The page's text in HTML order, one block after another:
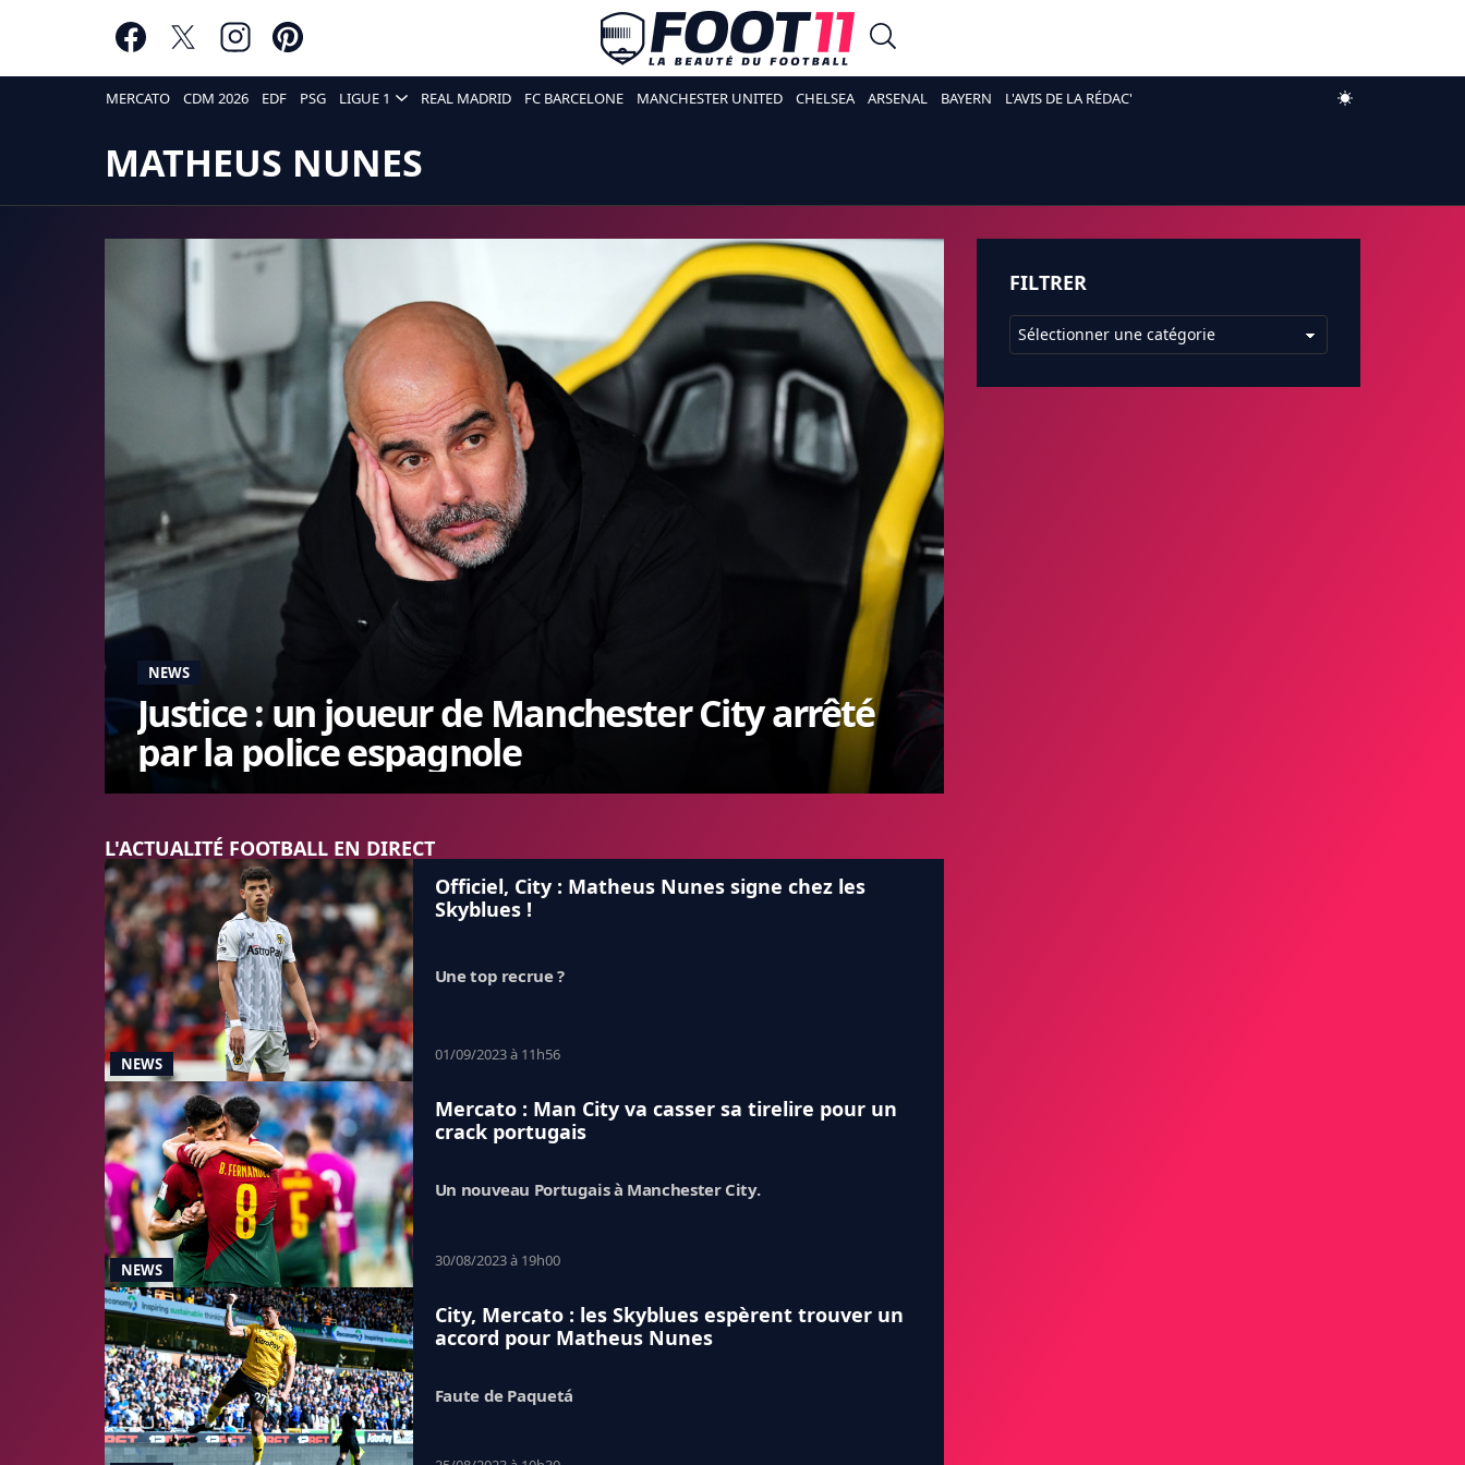
MERCATO CDM 2026 EDF PSG LIGUE 1 REAL MADRID FC BARCELONE MANCHESTER UNITED CHELSEA ARSENAL BAYERN L'AVIS DE LA RÉDAC'
MATHEUS NUNES
NEWS
Justice : un joueur de Manchester City arrêté
par la police espagnole
L'ACTUALITÉ FOOTBALL EN DIRECT
NEWS
Officiel, City : Matheus Nunes signe chez les
Skyblues !
Une top recrue ?
01/09/2023 à 11h56
NEWS
Mercato : Man City va casser sa tirelire pour un
crack portugais
Un nouveau Portugais à Manchester City.
30/08/2023 à 19h00
City, Mercato : les Skyblues espèrent trouver un
accord pour Matheus Nunes
Faute de Paquetá
FILTRER